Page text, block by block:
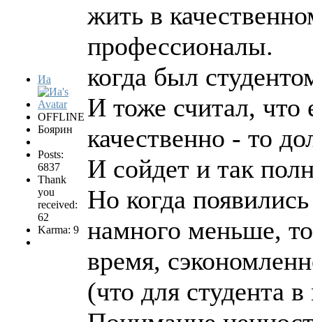
Иа
OFFLINE
Боярин
Posts:
6837
Thank
you
received:
62
Karma: 9
жить в
профессионалы.
когда был
И тоже считал, что
качественно - то
И сойдет и так
Но когда
намного меньше,
время,
(что для студента